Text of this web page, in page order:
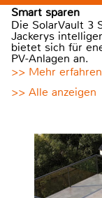
Smart sparen
Die SolarVault 3
Jackerys
bietet sich für
PV-Anlagen an.
>> Mehr erfahren
>> Alle anzeigen